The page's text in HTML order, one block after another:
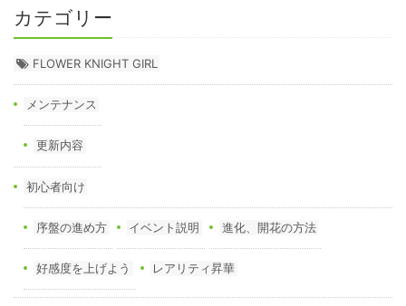
カテゴリー
FLOWER KNIGHT GIRL
メンテナンス
更新内容
初心者向け
序盤の進め方 イベント説明 進化、開花の方法
好感度を上げよう レアリティ昇華